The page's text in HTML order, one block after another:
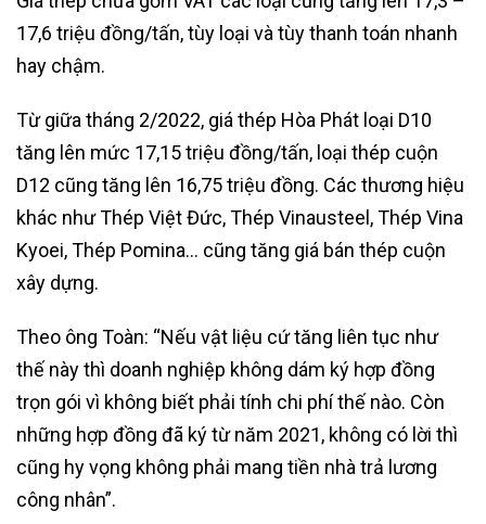
17,6 triệu đồng/tấn, tùy loại và tùy thanh toán nhanh
hay chậm.
Từ giữa tháng 2/2022, giá thép Hòa Phát loại D10
tăng lên mức 17,15 triệu đồng/tấn, loại thép cuộn
D12 cũng tăng lên 16,75 triệu đồng. Các thương hiệu
khác như Thép Việt Đức, Thép Vinausteel, Thép Vina
Kyoei, Thép Pomina… cũng tăng giá bán thép cuộn
xây dựng.
Theo ông Toàn: “Nếu vật liệu cứ tăng liên tục như
thế này thì doanh nghiệp không dám ký hợp đồng
trọn gói vì không biết phải tính chi phí thế nào. Còn
những hợp đồng đã ký từ năm 2021, không có lời thì
cũng hy vọng không phải mang tiền nhà trả lương
công nhân”.